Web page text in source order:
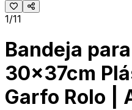
1/11
Bandeja
30x37cm
Garfo Rolo |